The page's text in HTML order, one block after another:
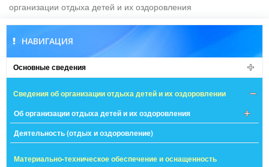
организации отдыха детей и их оздоровления
НАВИГАЦИЯ
Основные сведения
Сведения об организации отдыха детей и их оздоровлении
Об организации отдыха детей и их оздоровления
Деятельность (отдых и оздоровление)
Материально-техническое обеспечение и оснащенность